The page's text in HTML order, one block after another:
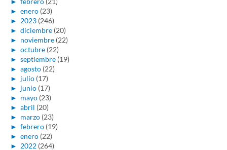
► enero (23)
► 2023 (246)
► diciembre (20)
► noviembre (22)
► octubre (22)
► septiembre (19)
► agosto (22)
► julio (17)
► junio (17)
► mayo (23)
► abril (20)
► marzo (23)
► febrero (19)
► enero (22)
► 2022 (264)